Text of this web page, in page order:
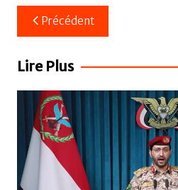
c
e
b
o
k
itt
er
ail
A
p
er
Navigation
de
l’article
Précédent
Lire Plus